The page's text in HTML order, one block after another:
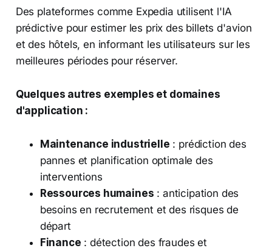
Des plateformes comme Expedia utilisent l'IA
prédictive pour estimer les prix des billets d'avion
et des hôtels, en informant les utilisateurs sur les
meilleures périodes pour réserver.
Quelques autres exemples et domaines
d'application :
Maintenance industrielle : prédiction des
pannes et planification optimale des
interventions
Ressources humaines : anticipation des
besoins en recrutement et des risques de
départ
Finance : détection des fraudes et